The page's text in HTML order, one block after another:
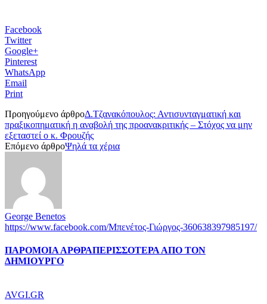
Facebook
Twitter
Google+
Pinterest
WhatsApp
Email
Print
Προηγούμενο άρθροΔ.Τζανακόπουλος: Αντισυνταγματική και
πραξικοπηματική η αναβολή της προανακριτικής – Στόχος να μην
εξεταστεί ο κ. Φρουζής
Επόμενο άρθροΨηλά τα χέρια
George Benetos
https://www.facebook.com/Μπενέτος-Γιώργος-360638397985197/
ΠΑΡΟΜΟΙΑ ΑΡΘΡΑΠΕΡΙΣΣΟΤΕΡΑ ΑΠΟ ΤΟΝ
ΔΗΜΙΟΥΡΓΟ
AVGI.GR